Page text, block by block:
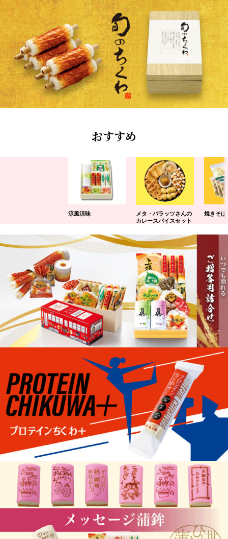
おすすめ
涼風涼味
メタ・バラッツさんの
カレースパイスセット
焼きそば